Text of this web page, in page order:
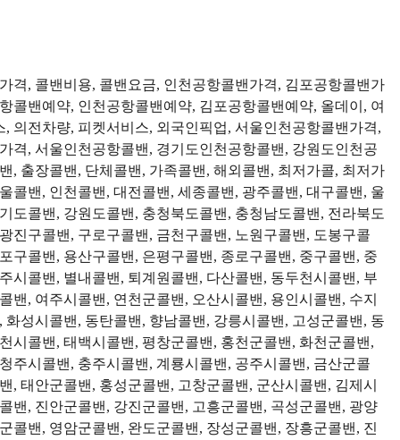
격, 콜밴비용, 콜밴요금, 인천공항콜밴가격, 김포공항콜밴가
콜밴예약, 인천공항콜밴예약, 김포공항콜밴예약, 올데이, 여
의전차량, 피켓서비스, 외국인픽업, 서울인천공항콜밴가격,
격, 서울인천공항콜밴, 경기도인천공항콜밴, 강원도인천공
, 출장콜밴, 단체콜밴, 가족콜밴, 해외콜밴, 최저가콜, 최저가
콜밴, 인천콜밴, 대전콜밴, 세종콜밴, 광주콜밴, 대구콜밴, 울
도콜밴, 강원도콜밴, 충청북도콜밴, 충청남도콜밴, 전라북도
진구콜밴, 구로구콜밴, 금천구콜밴, 노원구콜밴, 도봉구콜
구콜밴, 용산구콜밴, 은평구콜밴, 종로구콜밴, 중구콜밴, 중
시콜밴, 별내콜밴, 퇴계원콜밴, 다산콜밴, 동두천시콜밴, 부
, 여주시콜밴, 연천군콜밴, 오산시콜밴, 용인시콜밴, 수지
성시콜밴, 동탄콜밴, 향남콜밴, 강릉시콜밴, 고성군콜밴, 동
시콜밴, 태백시콜밴, 평창군콜밴, 홍천군콜밴, 화천군콜밴,
주시콜밴, 충주시콜밴, 계룡시콜밴, 공주시콜밴, 금산군콜
태안군콜밴, 홍성군콜밴, 고창군콜밴, 군산시콜밴, 김제시
밴, 진안군콜밴, 강진군콜밴, 고흥군콜밴, 곡성군콜밴, 광양
콜밴, 영암군콜밴, 완도군콜밴, 장성군콜밴, 장흥군콜밴, 진